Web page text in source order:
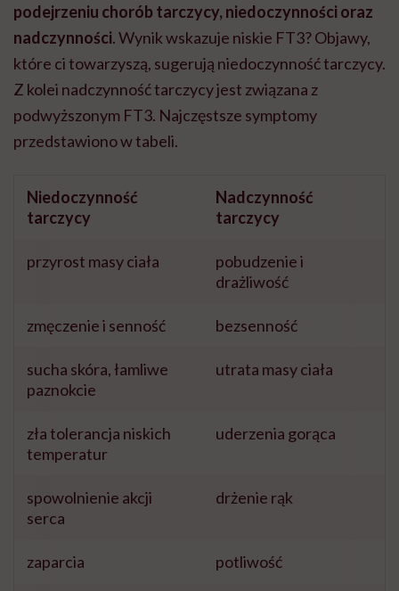
podejrzeniu chorób tarczycy, niedoczynności oraz
nadczynności. Wynik wskazuje niskie FT3? Objawy,
które ci towarzyszą, sugerują niedoczynność tarczycy.
Z kolei nadczynność tarczycy jest związana z
podwyższonym FT3. Najczęstsze symptomy
przedstawiono w tabeli.
Niedoczynność
tarczycy
Nadczynność
tarczycy
przyrost masy ciała
pobudzenie i
drażliwość
zmęczenie i senność bezsenność
sucha skóra, łamliwe
paznokcie
utrata masy ciała
zła tolerancja niskich
temperatur
uderzenia gorąca
spowolnienie akcji
serca
drżenie rąk
zaparcia potliwość